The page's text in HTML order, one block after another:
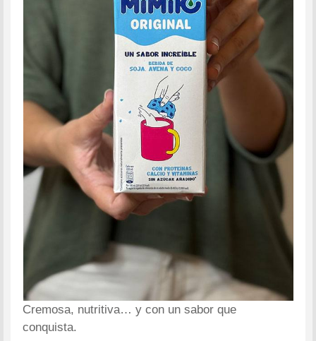
Cremosa, nutritiva… y con un sabor que
conquista.